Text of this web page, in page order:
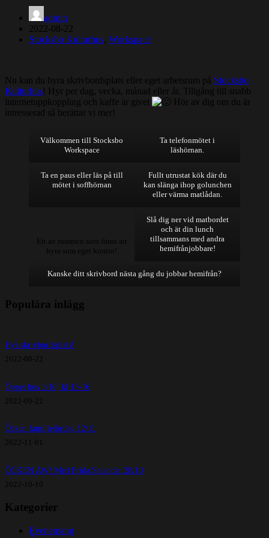
admin
2022-08-22
Stocksbo Kulturhus Workspace
Nu kan du hyra skrivbordsplats eller eget arbetsrum på Stocksbo
Kulturhus! Hyr per dag, vecka, månad eller år. Tillgång till snabb
internetuppkoppling och kaffe är givet
Hör av dig om du är
intresserad så berättar vi mer!
Välkommen till Stocksbo
Workspace
Ta telefonmötet i
läshörnan.
Ta en paus eller läs på till
mötet i soffhörnan
Fullt utrustat kök där du
kan slänga ihop golunchen
eller värma matlådan.
Ett av rummen som finns att
hyra som eget kontor!
Slå dig ner vid matbordet
och ät din lunch
tillsammans med andra
hemifrånjobbare!
Kanske ditt skrivbord nästa gång du jobbar hemifrån?
Populära inlägg
Hyr skrivbordsplats!
2022-08-22
Öppet hus 1/10, kl 13-16
2022-09-22
Ôcken familjelördag 12/11
2022-11-01
ÔCKEN AW! Med Frida Selander 28/10
2022-10-10
Kategorier
Evenemang